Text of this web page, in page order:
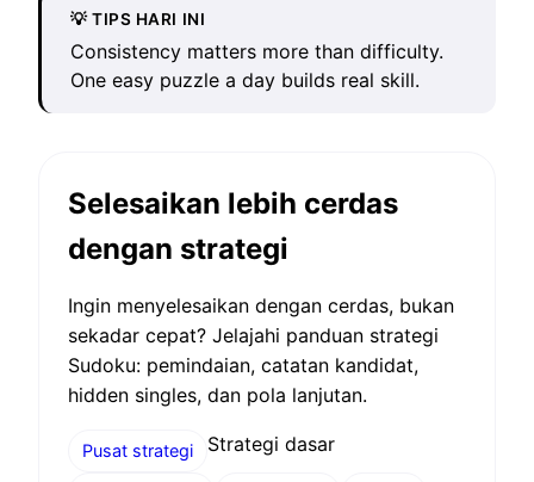
💡 TIPS HARI INI
Consistency matters more than difficulty.
One easy puzzle a day builds real skill.
Selesaikan lebih cerdas
dengan strategi
Ingin menyelesaikan dengan cerdas, bukan
sekadar cepat? Jelajahi panduan strategi
Sudoku: pemindaian, catatan kandidat,
hidden singles, dan pola lanjutan.
Pusat strategi Strategi dasar